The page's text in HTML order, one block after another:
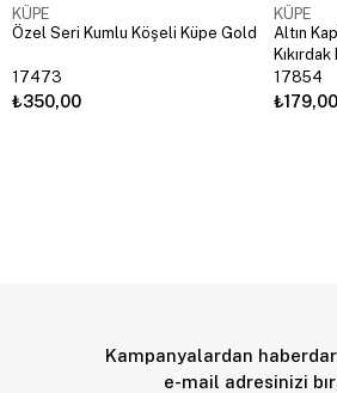
KÜPE
Özel Seri Kumlu Köşeli Küpe Gold
17473
₺350,00
KÜPE
Altın
17854
₺179,00
Kampanyalardan
e-mail adresinizi